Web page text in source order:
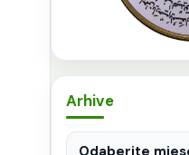
Arhive
Arhive